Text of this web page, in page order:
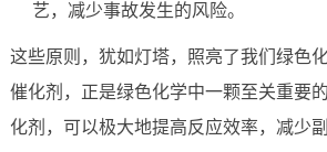
艺，减少事故发生的风险。
这些原则，犹如灯塔，照亮了我们绿色
催化剂，正是绿色化学中一颗至关重要
化剂，可以极大地提高反应效率，减少